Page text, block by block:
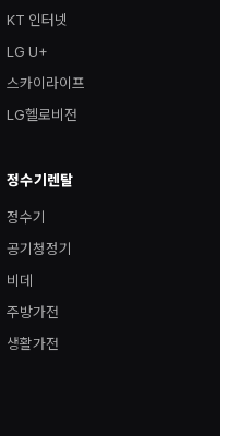
KT 인터넷
LG U+
스카이라이프
LG헬로비전
정수기렌탈
정수기
공기청정기
비데
주방가전
생활가전